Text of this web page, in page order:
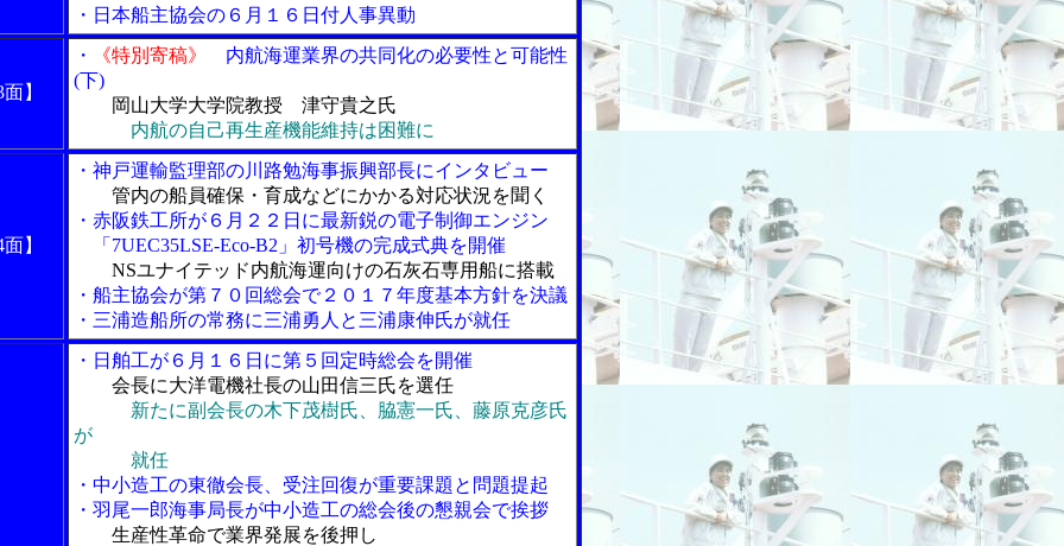
・日本船主協会の６月１６日付人事異動
】
・ 《特別寄稿》
内航海運業界の共同化の必要性と可能性
(下)
岡山大学大学院教授 津守貴之氏
内航の自己再生産機能維持は困難に
】
・神戸運輸監理部の川路勉海事振興部長にインタビュー
管内の船員確保・育成などにかかる対応状況を聞く
・赤阪鉄工所が６月２２日に最新鋭の電子制御エンジン
「7UEC35LSE-Eco-B2」初号機の完成式典を開催
NSユナイテッド内航海運向けの石灰石専用船に搭載
・船主協会が第７０回総会で２０１７年度基本方針を決議
・三浦造船所の常務に三浦勇人と三浦康伸氏が就任
・日舶工が６月１６日に第５回定時総会を開催
会長に大洋電機社長の山田信三氏を選任
新たに副会長の木下茂樹氏、脇憲一氏、藤原克彦氏
が
就任
・中小造工の東徹会長、受注回復が重要課題と問題提起
・羽尾一郎海事局長が中小造工の総会後の懇親会で挨拶
生産性革命で業界発展を後押し